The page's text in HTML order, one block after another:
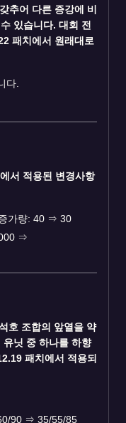
추어 다른 증강에 비
있습니다. 대회 전
패치에서 원래대로
다.
서 적용된 변경사항
가량: 40 ⇒ 30
⇒
호 조합의 앞열을 약
닛 중 하나를 하향
패치에서 적용되
90 ⇒ 35/55/85